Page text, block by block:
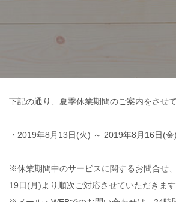
下記の通り、夏季休業期間のご案内をさせ
・2019年8月13日(火) ～ 2019年8月16日(金)
※休業期間中のサービスに関するお問合せ
19日(月)より順次ご対応させていただきます